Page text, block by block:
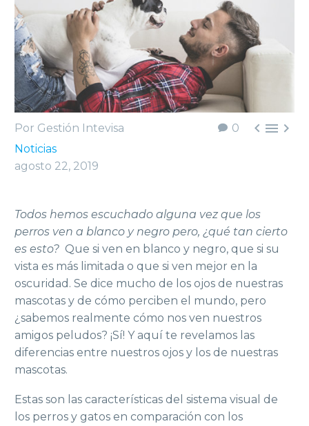
0   
Por Gestión Intevisa
Noticias
agosto 22, 2019
Todos hemos escuchado alguna vez que los
perros ven a blanco y negro pero, ¿qué tan cierto
es esto? Que si ven en blanco y negro, que si su
vista es más limitada o que si ven mejor en la
oscuridad. Se dice mucho de los ojos de nuestras
mascotas y de cómo perciben el mundo, pero
¿sabemos realmente cómo nos ven nuestros
amigos peludos? ¡Sí! Y aquí te revelamos las
diferencias entre nuestros ojos y los de nuestras
mascotas.
Estas son las características del sistema visual de
los perros y gatos en comparación con los